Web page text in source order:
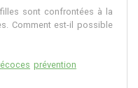
sont confrontées à la
Comment est-il possible
prévention